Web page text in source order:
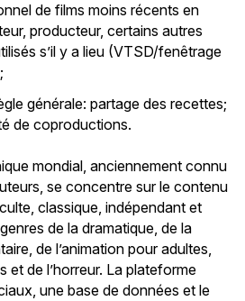
de films moins récents en
producteur, certains autres
s’il y a lieu (VTSD/fenêtrage
générale: partage des recettes;
de coproductions.
mondial, anciennement connu
se concentre sur le contenu
classique, indépendant et
de la dramatique, de la
de l’animation pour adultes,
et de l’horreur. La plateforme
une base de données et le